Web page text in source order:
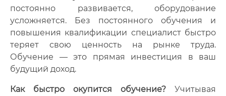
постоянно развивается, оборудование
усложняется. Без постоянного обучения и
повышения квалификации специалист быстро
теряет свою ценность на рынке труда.
Обучение — это прямая инвестиция в ваш
будущий доход.
Как быстро окупится обучение? Учитывая